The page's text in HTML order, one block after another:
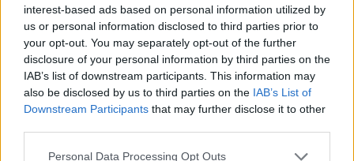
interest-based ads based on personal information utilized by
us or personal information disclosed to third parties prior to
your opt-out. You may separately opt-out of the further
disclosure of your personal information by third parties on the
IAB’s list of downstream participants. This information may
also be disclosed by us to third parties on the IAB’s List of
Downstream Participants that may further disclose it to other
Personal Data Processing Opt Outs
2 ss kakao
50 g smør
100 g melkesjokolade
Fremgangsmåte
Sjokoladekakebunn:
Pisk inn sjokoladepuddingpulveret. Pisk deretter inn en